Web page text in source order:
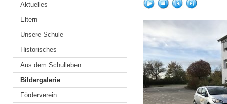
Aktuelles
Eltern
Unsere Schule
Historisches
Aus dem Schulleben
Bildergalerie
Förderverein